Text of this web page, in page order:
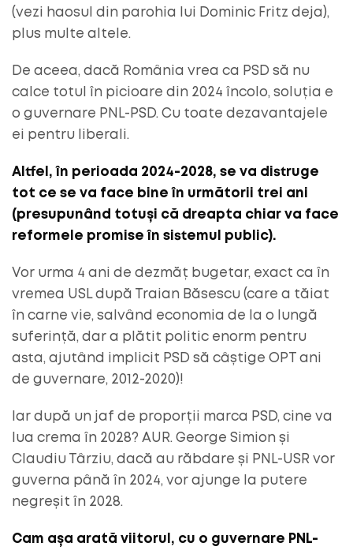
(vezi haosul din parohia lui Dominic Fritz deja),
plus multe altele.
De aceea, dacă România vrea ca PSD să nu
calce totul în picioare din 2024 încolo, soluția e
o guvernare PNL-PSD. Cu toate dezavantajele
ei pentru liberali.
Altfel, în perioada 2024-2028, se va distruge
tot ce se va face bine în următorii trei ani
(presupunând totuși că dreapta chiar va face
reformele promise în sistemul public).
Vor urma 4 ani de dezmăț bugetar, exact ca în
vremea USL după Traian Băsescu (care a tăiat
în carne vie, salvând economia de la o lungă
suferință, dar a plătit politic enorm pentru
asta, ajutând implicit PSD să câștige OPT ani
de guvernare, 2012-2020)!
Iar după un jaf de proporții marca PSD, cine va
lua crema în 2028? AUR. George Simion și
Claudiu Târziu, dacă au răbdare și PNL-USR vor
guverna până în 2024, vor ajunge la putere
negreșit în 2028.
Cam așa arată viitorul, cu o guvernare PNL-